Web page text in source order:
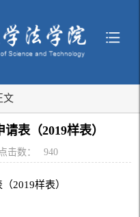
文
表（2019样表）
点击数： 940
2019样表）